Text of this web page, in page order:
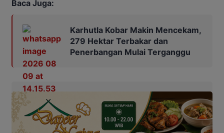
Baca Juga:
Karhutla Kobar Makin Mencekam,
279 Hektar Terbakar dan
Penerbangan Mulai Terganggu